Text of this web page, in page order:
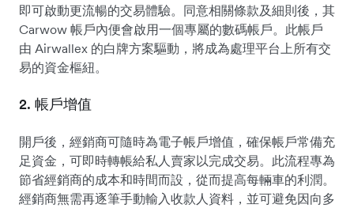
即可啟動更流暢的交易體驗。同意相關條款及細則後，其
Carwow 帳戶內便會啟用一個專屬的數碼帳戶。此帳戶
由 Airwallex 的白牌方案驅動，將成為處理平台上所有交
易的資金樞紐。
2. 帳戶增值
開戶後，經銷商可隨時為電子帳戶增值，確保帳戶常備充
足資金，可即時轉帳給私人賣家以完成交易。此流程專為
節省經銷商的成本和時間而設，從而提高每輛車的利潤。
經銷商無需再逐筆手動輸入收款人資料，並可避免因向多